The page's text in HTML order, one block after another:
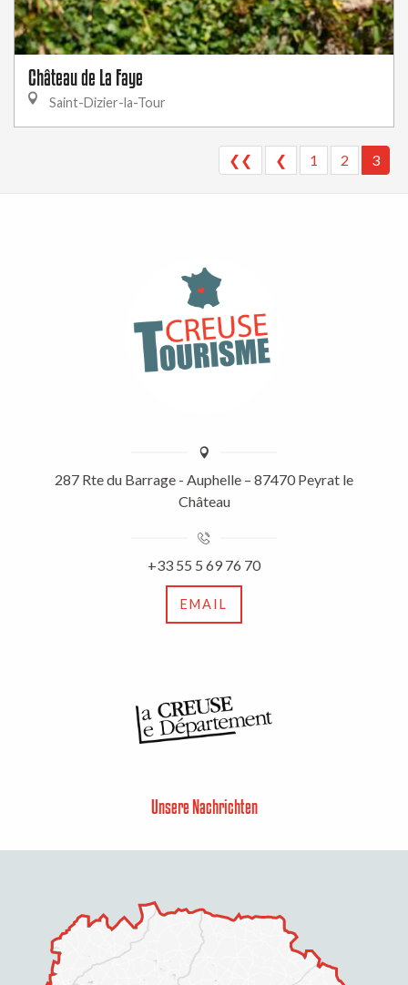
Château de La Faye
Saint-Dizier-la-Tour
❮❮ ❮ 1 2 3
287 Rte du Barrage - Auphelle – 87470 Peyrat le
Château
+33 55 5 69 76 70
EMAIL
Unsere Nachrichten